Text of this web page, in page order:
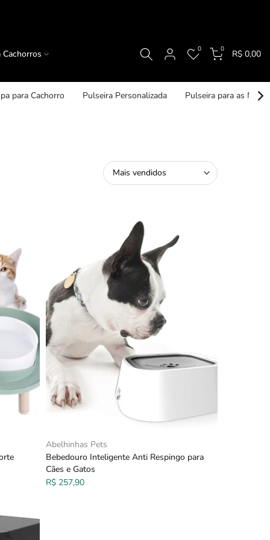
Cachorros 0 0 R$ 0,00
para Cachorro Pulseira Personalizada Pulseira para as
Mais vendidos
Abelhinhas Pets
Bebedouro Inteligente Anti Respingo para
Cães e Gatos
R$ 257,90